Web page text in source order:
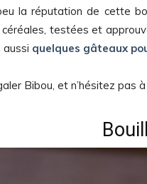
la réputation de cette
testées et
aussi quelques gâteaux
Bibou, et n’hésitez pas